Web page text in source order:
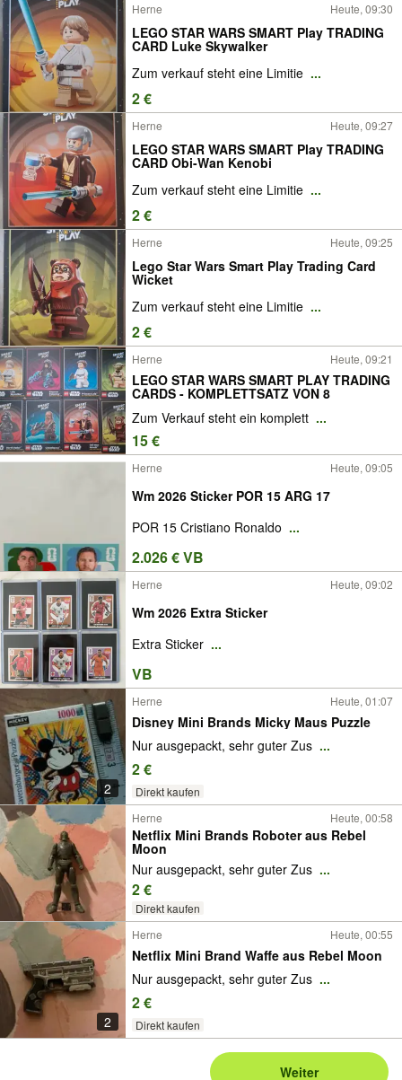
Herne Heute, 09:30
LEGO STAR WARS SMART Play TRADING
CARD Luke Skywalker
Zum verkauf steht eine Limitie ...
2 €
Herne Heute, 09:27
LEGO STAR WARS SMART Play TRADING
CARD Obi-Wan Kenobi
Zum verkauf steht eine Limitie ...
2 €
Herne Heute, 09:25
Lego Star Wars Smart Play Trading Card
Wicket
Zum verkauf steht eine Limitie ...
2 €
Herne Heute, 09:21
LEGO STAR WARS SMART PLAY TRADING
CARDS - KOMPLETTSATZ VON 8
Zum Verkauf steht ein komplett ...
15 €
Herne Heute, 09:05
Wm 2026 Sticker POR 15 ARG 17
POR 15 Cristiano Ronaldo ...
2.026 € VB
Herne Heute, 09:02
Wm 2026 Extra Sticker
Extra Sticker ...
VB
2
Herne Heute, 01:07
Disney Mini Brands Micky Maus Puzzle
Nur ausgepackt, sehr guter Zus ...
2 €
Direkt kaufen
Herne
Heute, 00:58
Netflix Mini Brands Roboter aus Rebel
Moon
Nur ausgepackt, sehr guter Zus ...
2 €
Direkt kaufen
2
Herne Heute, 00:55
Netflix Mini Brand Waffe aus Rebel Moon
Nur ausgepackt, sehr guter Zus ...
2 €
Direkt kaufen
Weiter